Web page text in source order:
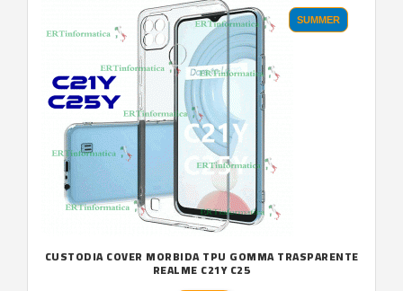
SUMMER
CUSTODIA COVER MORBIDA TPU GOMMA TRASPARENTE
REALME C21Y C25